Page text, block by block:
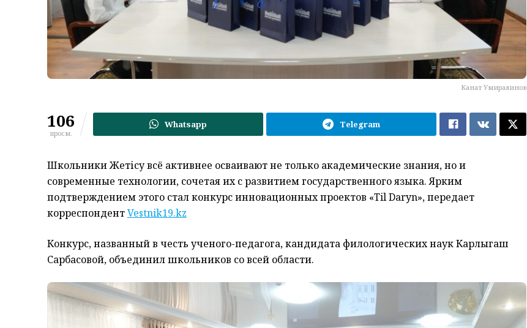
Канат Умиралинов
106
просм.
Whatsapp Telegram
Школьники Жетісу всё активнее осваивают не только академические знания, но и
современные технологии, сочетая их с развитием государственного языка. Ярким
подтверждением этого стал конкурс инновационных проектов «Til Daryn», передает
корреспондентVestnik19.kz
Конкурс, названный в честь ученого-педагога, кандидата филологических наук Карлыгаш
Сарбасовой, объединил школьников со всей области.